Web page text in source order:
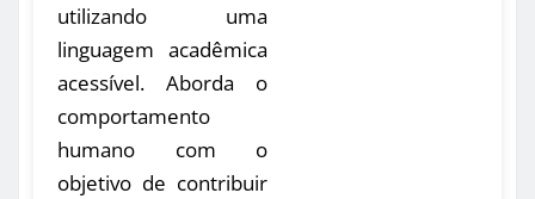
utilizando uma
linguagem acadêmica
acessível. Aborda o
comportamento
humano com o
objetivo de contribuir